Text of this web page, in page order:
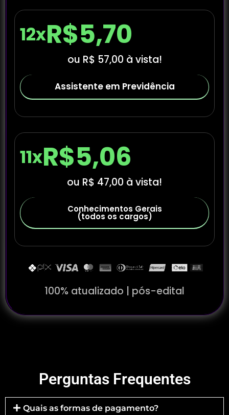
12xR$5,70
ou R$ 57,00 à vista!
Assistente em Previdência
11xR$5,06
ou R$ 47,00 à vista!
Conhecimentos Gerais
(todos os cargos)
100% atualizado | pós-edital
Perguntas Frequentes
Quais as formas de pagamento?